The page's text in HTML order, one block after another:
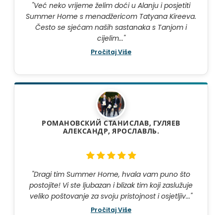
"Već neko vrijeme želim doći u Alanju i posjetiti
Summer Home s menadžericom Tatyana Kireeva.
Često se sjećam naših sastanaka s Tanjom i
cijelim..."
Pročitaj Više
РОМАНОВСКИЙ СТАНИСЛАВ, ГУЛЯЕВ
АЛЕКСАНДР, ЯРОСЛАВЛЬ.
"Dragi tim Summer Home, hvala vam puno što
postojite! Vi ste ljubazan i blizak tim koji zaslužuje
veliko poštovanje za svoju pristojnost i osjetljiv..."
Pročitaj Više